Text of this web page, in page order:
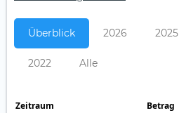
Überblick 2026 2025
2022 Alle
Zeitraum Betrag